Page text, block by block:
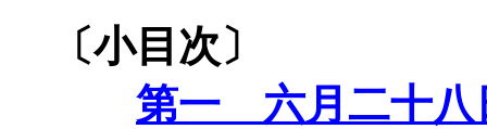
〔小目次〕
第一 六月二十八